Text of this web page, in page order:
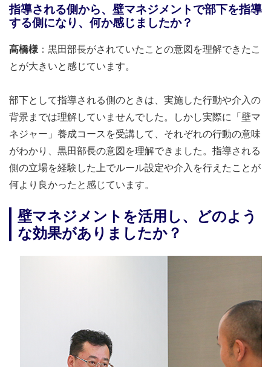
指導される側から、壁マネジメントで部下を指導
する側になり、何か感じましたか？
髙橋様：黒田部長がされていたことの意図を理解できたこ
とが大きいと感じています。
部下として指導される側のときは、実施した行動や介入の
背景までは理解していませんでした。しかし実際に「壁マ
ネジャー」養成コースを受講して、それぞれの行動の意味
がわかり、黒田部長の意図を理解できました。指導される
側の立場を経験した上でルール設定や介入を行えたことが
何より良かったと感じています。
壁マネジメントを活用し、どのよう
な効果がありましたか？